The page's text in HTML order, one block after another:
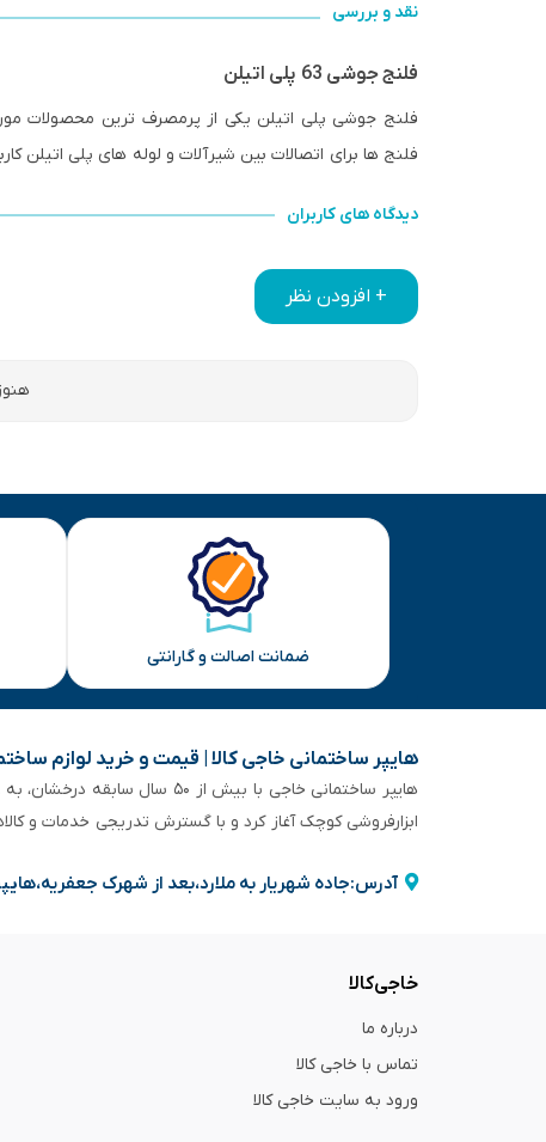
نقد و بررسی
فلنج جوشی 63 پلی اتیلن
فلنج ها برای اتصالات بین شیرآلات و لوله های پلی اتیلن
دیدگاه های کاربران
+ افزودن نظر
ضمانت اصالت و گارانتی
هایپر ساختمانی خاجی‌ کالا | قیمت و خرید لوازم
هایپر ساختمانی خاجی‌ با
ابزارفروشی کوچک آغاز کرد و با گسترش تدریجی خدمات و
آدرس:جاده شهریار به ملارد،بعد از شهرک
خاجی‌کالا
درباره ما
تماس با خاجی کالا
ورود به سایت خاجی‌ کالا